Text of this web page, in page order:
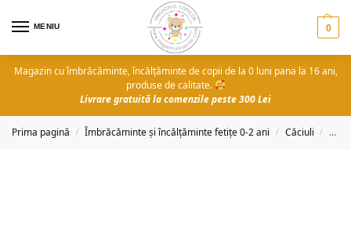
MENIU 0
Magazin cu îmbrăcăminte, încălțăminte de copii de la 0 luni pana la 16 ani,
produse de calitate.
Livrare gratuită la comenzile peste 300 Lei
Prima pagină / Îmbrăcăminte și încălțăminte fetițe 0-2 ani / Căciuli /